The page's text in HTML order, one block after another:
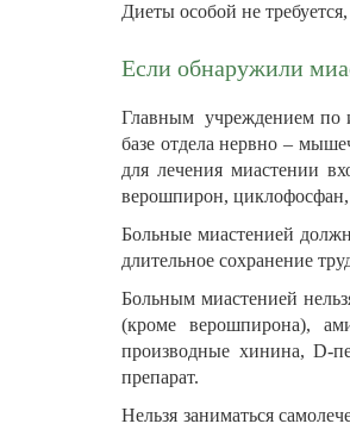
Диеты особой не
Если обнаружили
Главным учреждением по
базе отдела нервно –
для лечения миастении
верошпирон, циклофосфан,
Больные миастенией
длительное сохранение
Больным миастенией
(кроме верошпирона),
производные хинина, D-
препарат.
Нельзя заниматься